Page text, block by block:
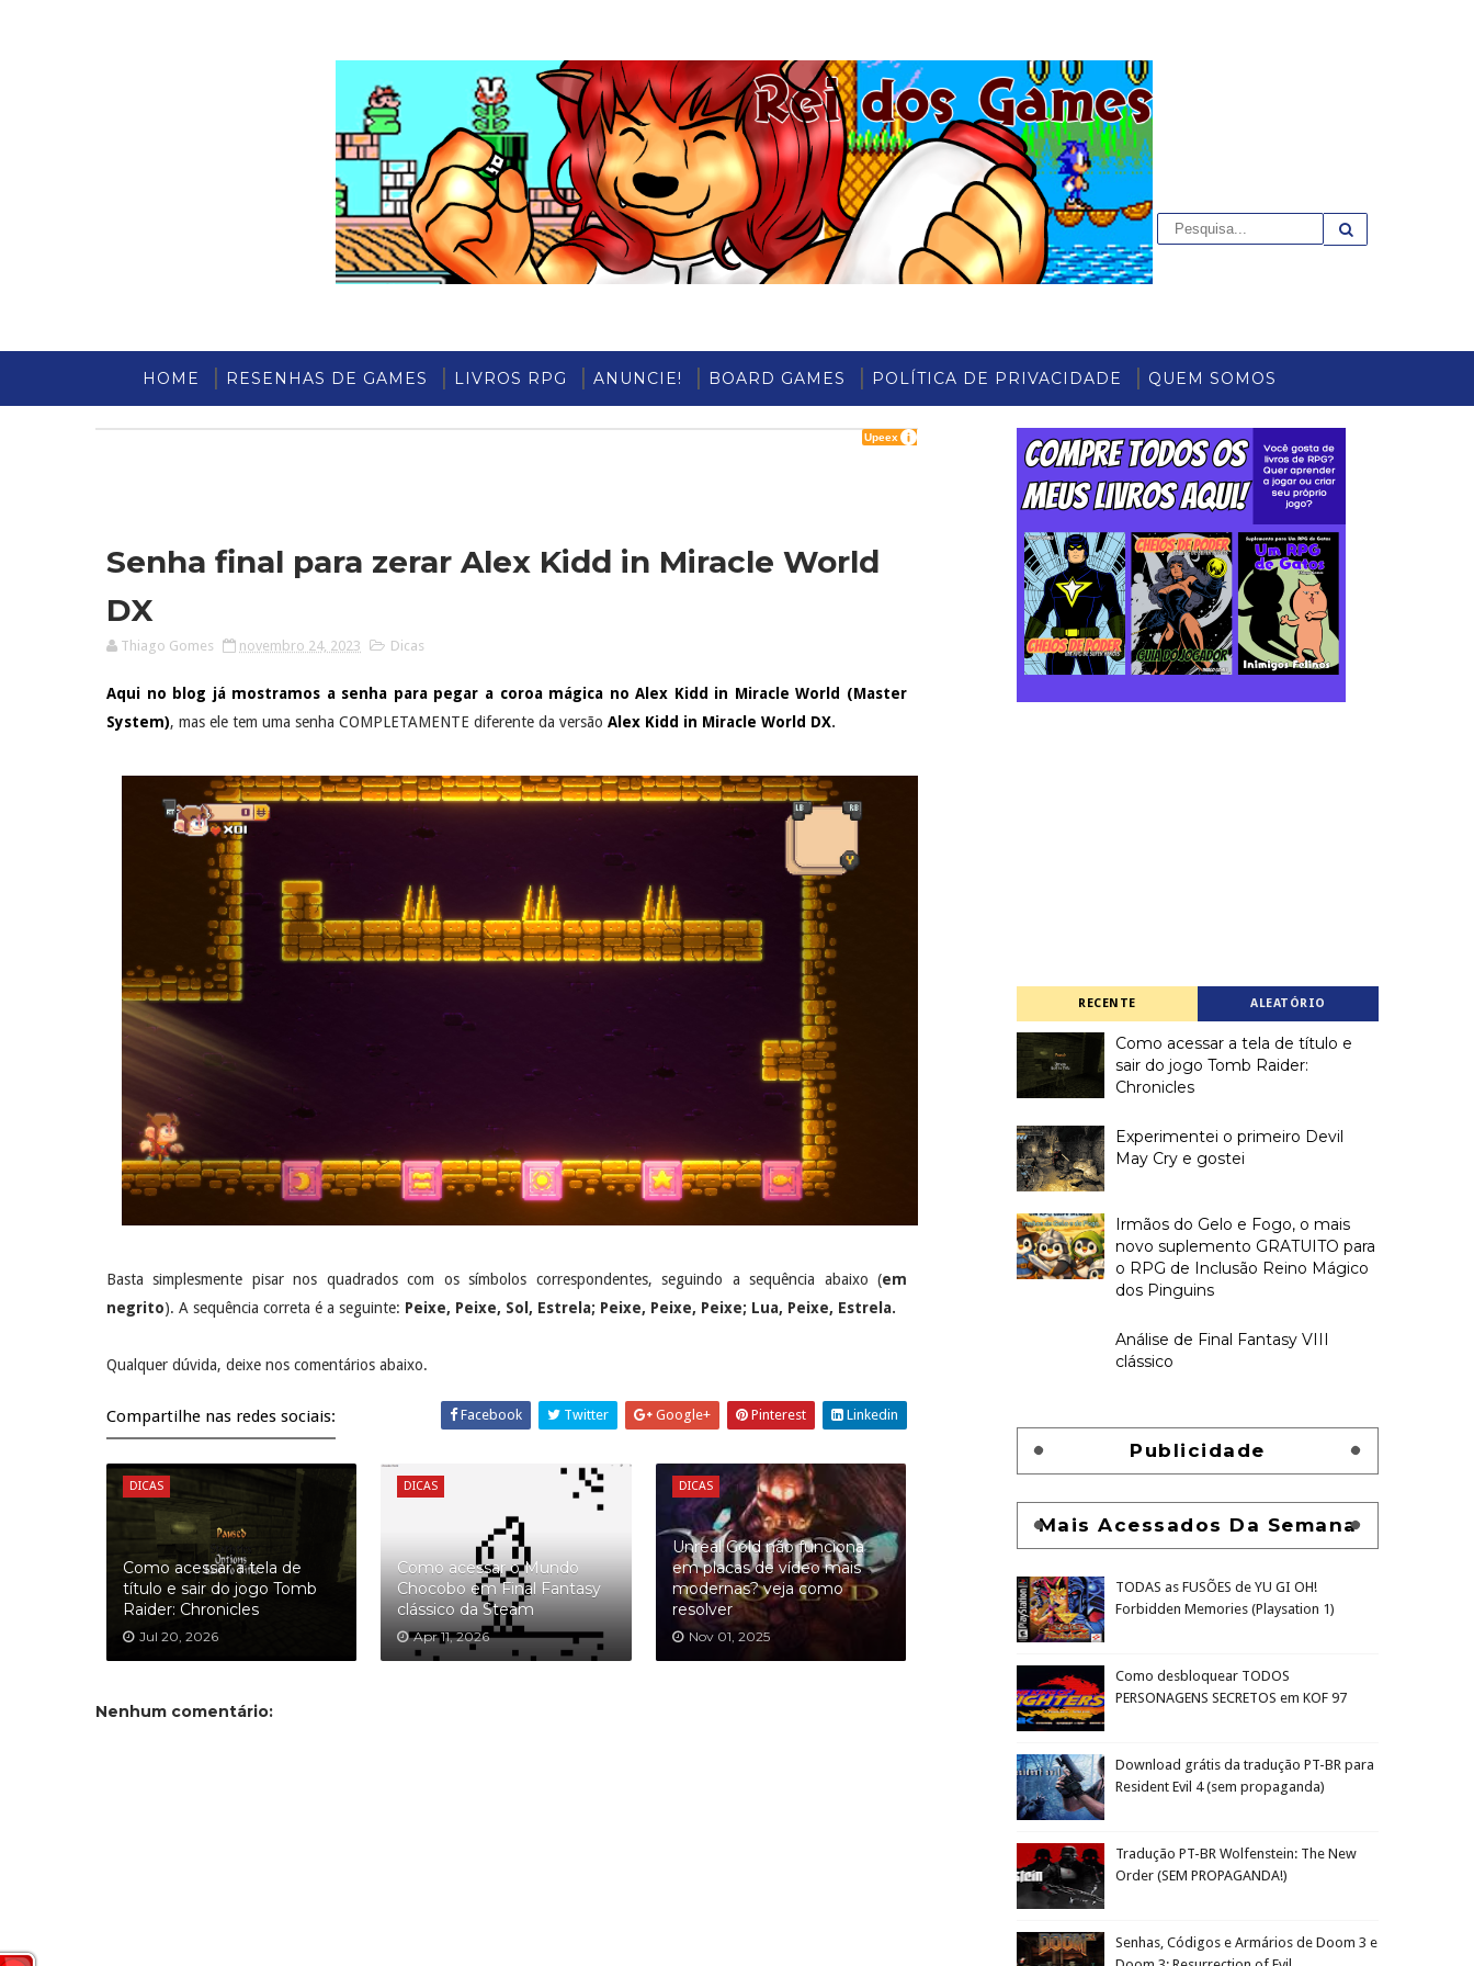
HOME RESENHAS DE GAMES LIVROS RPG ANUNCIE! BOARD GAMES POLÍTICA DE PRIVACIDADE QUEM SOMOS
Senha final para zerar Alex Kidd in Miracle World
DX
Thiago Gomes novembro 24, 2023 Dicas
Aqui no blog já mostramos a senha para pegar a coroa mágica no Alex Kidd in Miracle World (Master
System), mas ele tem uma senha COMPLETAMENTE diferente da versão Alex Kidd in Miracle World DX.
Basta simplesmente pisar nos quadrados com os símbolos correspondentes, seguindo a sequência abaixo (em
negrito). A sequência correta é a seguinte: Peixe, Peixe, Sol, Estrela; Peixe, Peixe, Peixe; Lua, Peixe, Estrela.
Qualquer dúvida, deixe nos comentários abaixo.
Compartilhe nas redes sociais: Facebook Twitter Google+ Pinterest Linkedin
DICAS
Como acessar a tela de
título e sair do jogo Tomb
Raider: Chronicles
Jul 20, 2026
DICAS
Como acessar o Mundo
Chocobo em Final Fantasy
clássico da Steam
Apr 11, 2026
DICAS
Unreal Gold não funciona
em placas de vídeo mais
modernas? veja como
resolver
Nov 01, 2025
Nenhum comentário:
RECENTE ALEATÓRIO
Como acessar a tela de título e
sair do jogo Tomb Raider:
Chronicles
Experimentei o primeiro Devil
May Cry e gostei
Irmãos do Gelo e Fogo, o mais
novo suplemento GRATUITO para
o RPG de Inclusão Reino Mágico
dos Pinguins
Análise de Final Fantasy VIII
clássico
Publicidade
Mais Acessados Da Semana
TODAS as FUSÕES de YU GI OH!
Forbidden Memories (Playsation 1)
Como desbloquear TODOS
PERSONAGENS SECRETOS em KOF 97
Download grátis da tradução PT-BR para
Resident Evil 4 (sem propaganda)
Tradução PT-BR Wolfenstein: The New
Order (SEM PROPAGANDA!)
Senhas, Códigos e Armários de Doom 3 e